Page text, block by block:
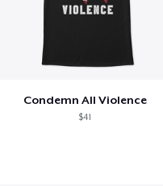
Condemn All Violence
$41